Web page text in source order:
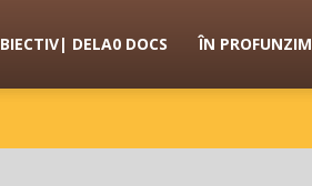
DELA0 DOCS ÎN